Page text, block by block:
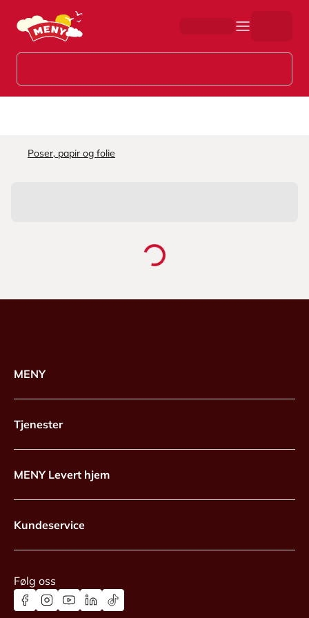
Hopp til hovedinnhold
Poser, papir og folie
MENY
Tjenester
MENY Levert hjem
Kundeservice
Følg oss